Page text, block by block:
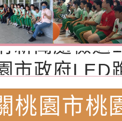
演習執行計
政府「
演習－行動
市政府家庭
度祖孫樂淘
動」海報電
新聞處檢送
宣導標語播
影像素材
市政府LED
託播影片
院新聞傳播
服務政策溝
馬祖新村眷
桃園市桃